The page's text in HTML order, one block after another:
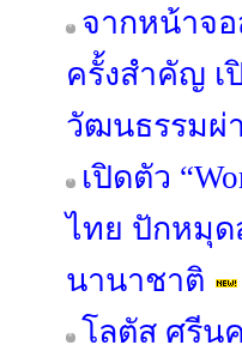
จากหน้าจ
ครั้งสำคัญ เ
วัฒนธรรมผ่
เปิดตัว
ไทย ปักหมุ
นานาชาติ
โลตัส ศรีน